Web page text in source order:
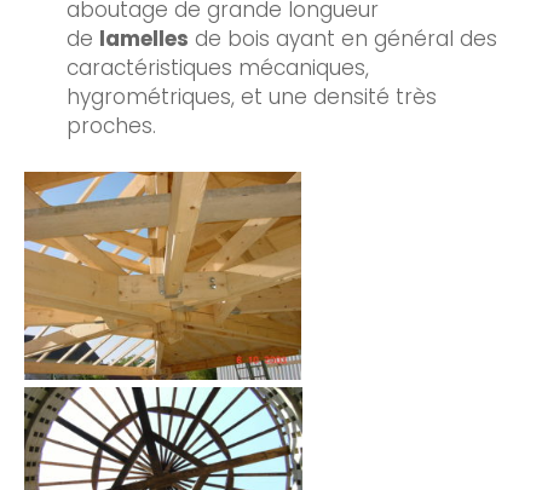
aboutage de grande longueur
de lamelles de bois ayant en général des
caractéristiques mécaniques,
hygrométriques, et une densité très
proches.